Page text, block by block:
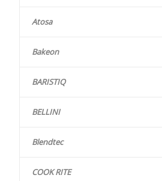
Atosa
Bakeon
BARISTIQ
BELLINI
Blendtec
COOK RITE